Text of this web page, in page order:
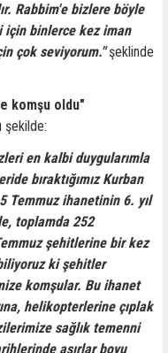
Rabbim'e bizlere böyle
için binlerce kez iman
çok seviyorum."şeklinde
komşu oldu"
şekilde:
en kalbi duygularımla
bıraktığımız Kurban
Temmuz ihanetinin 6. yıl
toplamda 252
şehitlerine bir kez
ki şehitler
komşular. Bu ihanet
helikopterlerine çıplak
sağlık temenni
asırlar boyu